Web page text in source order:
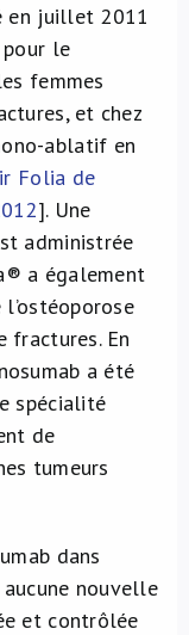
en juillet 2011
le
femmes
et chez
ablatif en
Folia de
]. Une
administrée
a également
fractures. En
a été
spécialité
de
tumeurs
dans
aucune nouvelle
et contrôlée